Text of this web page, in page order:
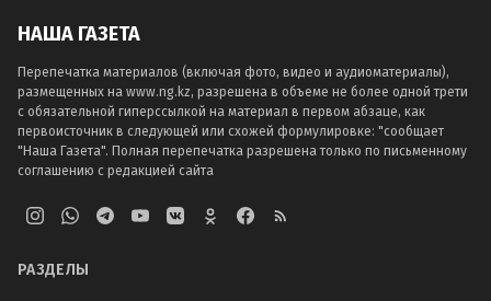
НАША ГАЗЕТА
Перепечатка материалов (включая фото, видео и аудиоматериалы),
размещенных на www.ng.kz, разрешена в объеме не более одной трети
с обязательной гиперссылкой на материал в первом абзаце, как
первоисточник в следующей или схожей формулировке: "сообщает
"Наша Газета". Полная перепечатка разрешена только по письменному
соглашению с редакцией сайта
РАЗДЕЛЫ